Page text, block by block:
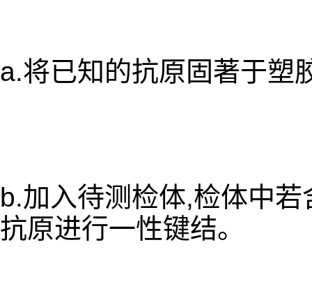
a.将已知的抗原固著于塑
b.加入待测检体,检体中
抗原进行一性键结。